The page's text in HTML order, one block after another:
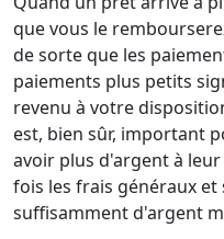
que vous le
de sorte que les
paiements plus petits
revenu à votre
est, bien sûr, important
avoir plus d'argent à
fois les frais généraux
suffisamment d'argent